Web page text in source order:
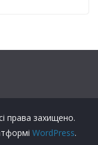
права захищено.
WordPress.